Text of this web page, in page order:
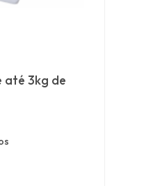
até 3kg de